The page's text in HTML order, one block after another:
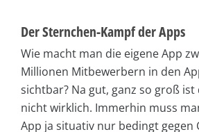
Der Sternchen-Kampf der Apps
Wie macht man die eigene App
Millionen Mitbewerbern in den
sichtbar? Na gut, ganz so groß
nicht wirklich. Immerhin muss
App ja situativ nur bedingt gegen